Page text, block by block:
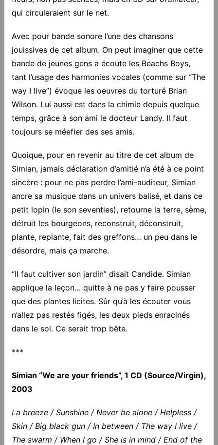
qui circuleraient sur le net.
Avec pour bande sonore l’une des chansons
jouissives de cet album. On peut imaginer que cette
bande de jeunes gens a écoute les Beachs Boys,
tant l’usage des harmonies vocales (comme sur “The
way I live”) évoque les oeuvres du torturé Brian
Wilson. Lui aussi est dans la chimie depuis quelque
temps, grâce à son ami le docteur Landy. Il faut
toujours se méefier des ses amis.
Quoique, pour en revenir au titre de cet album de
Simian, jamais déclaration d’amitié n’a été à ce point
sincère : pour ne pas perdre l’ami-auditeur, Simian
ancre sa musique dans un univers balisé, et dans ce
petit lopin (le son seventies), retourne la terre, sème,
détruit les bourgeons, reconstruit, déconstruit,
plante, replante, fait des greffons… un peu dans le
désordre, mais ça marche.
“Il faut cultiver son jardin” disait Candide. Simian
applique la leçon… quitte à ne pas y faire pousser
que des plantes licites. Sûr qu’à les écouter vous
n’allez pas restés figés, les deux pieds enracinés
dans le sol. Ce serait trop bête.
***
Simian “We are your friends”, 1 CD (Source/Virgin),
2003
La breeze / Sunshine / Never be alone / Helpless /
Skin / Big black gun / In between / The way I live /
The swarm / When I go / She is in mind / End of the